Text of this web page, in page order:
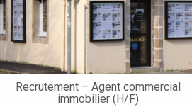
Recrutement – Agent commercial
immobilier (H/F)